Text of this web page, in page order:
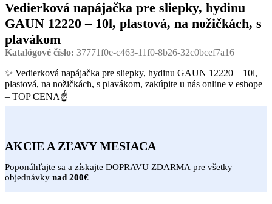
Vedierková napájačka pre sliepky, hydinu
GAUN 12220 – 10l, plastová, na nožičkách, s
plavákom
Katalógové číslo: 37771f0e-c463-11f0-8b26-32c0bcef7a16
✨ Vedierková napájačka pre sliepky, hydinu GAUN 12220 – 10l,
plastová, na nožičkách, s plavákom, zakúpite u nás online v eshope
– TOP CENA☝
AKCIE A ZĽAVY MESIACA
Poponáhľajte sa a získajte DOPRAVU ZDARMA pre všetky
objednávky nad 200€